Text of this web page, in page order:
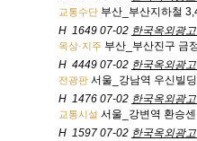
교통수단 부산_부산지하철
H 1649 07-02 한국옥외광
옥상·지주 부산_부산진구 금
H 4449 07-02 한국옥외광
전광판 서울_강남역 우신빌
H 1476 07-02 한국옥외광
교통시설 서울_강변역 환승
H 1597 07-02 한국옥외광